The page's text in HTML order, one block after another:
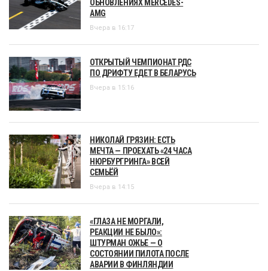
ОБНОВЛЕНИЯХ MERCEDES-
AMG
Вчера в 16:17
ОТКРЫТЫЙ ЧЕМПИОНАТ РДС
ПО ДРИФТУ ЕДЕТ В БЕЛАРУСЬ
Вчера в 15:16
НИКОЛАЙ ГРЯЗИН: ЕСТЬ
МЕЧТА — ПРОЕХАТЬ «24 ЧАСА
НЮРБУРГРИНГА» ВСЕЙ
СЕМЬЁЙ
Вчера в 14:15
«ГЛАЗА НЕ МОРГАЛИ,
РЕАКЦИИ НЕ БЫЛО»:
ШТУРМАН ОЖЬЕ — О
СОСТОЯНИИ ПИЛОТА ПОСЛЕ
АВАРИИ В ФИНЛЯНДИИ